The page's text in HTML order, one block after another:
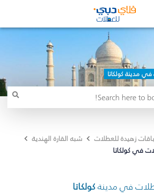
مدينة كولكاتا
باقات زهيدة للعطلات
شبه القارة الهندية
في كولكاتا
في مدينةكولكاتا